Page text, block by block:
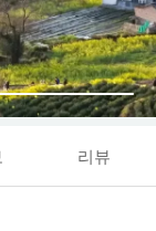
리뷰